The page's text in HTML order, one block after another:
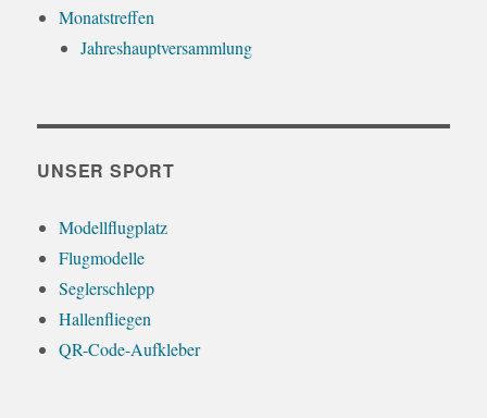
Monatstreffen
Jahreshauptversammlung
UNSER SPORT
Modellflugplatz
Flugmodelle
Seglerschlepp
Hallenfliegen
QR-Code-Aufkleber